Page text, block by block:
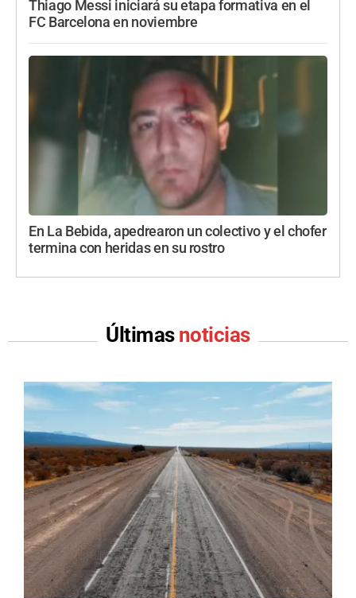
Thiago Messi iniciará su etapa formativa en el
FC Barcelona en noviembre
En La Bebida, apedrearon un colectivo y el chofer
termina con heridas en su rostro
Últimas noticias